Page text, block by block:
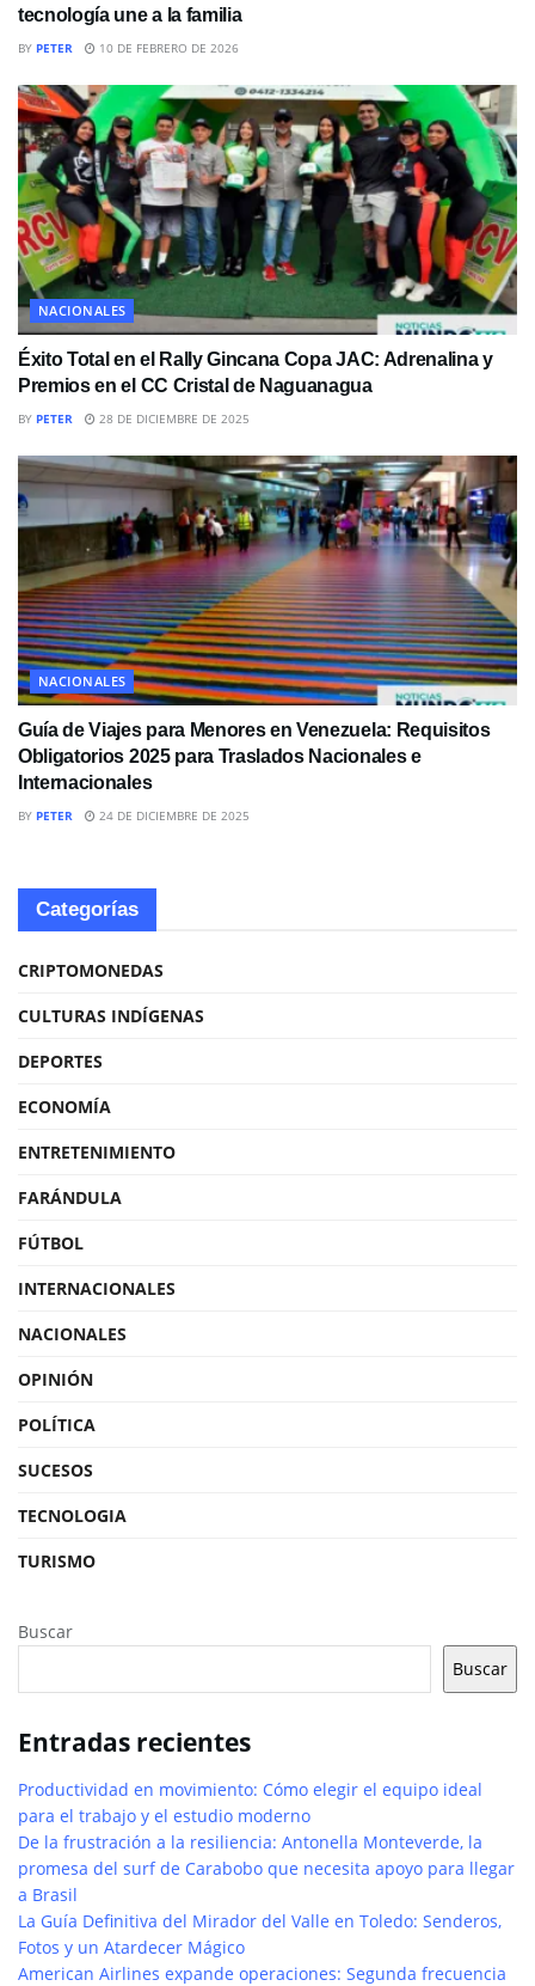
tecnología une a la familia
BY PETER 10 DE FEBRERO DE 2026
NACIONALES
Éxito Total en el Rally Gincana Copa JAC: Adrenalina y
Premios en el CC Cristal de Naguanagua
BY PETER 28 DE DICIEMBRE DE 2025
NACIONALES
Guía de Viajes para Menores en Venezuela: Requisitos
Obligatorios 2025 para Traslados Nacionales e
Internacionales
BY PETER 24 DE DICIEMBRE DE 2025
Categorías
CRIPTOMONEDAS
CULTURAS INDÍGENAS
DEPORTES
ECONOMÍA
ENTRETENIMIENTO
FARÁNDULA
FÚTBOL
INTERNACIONALES
NACIONALES
OPINIÓN
POLÍTICA
SUCESOS
TECNOLOGIA
TURISMO
Buscar
Buscar
Entradas recientes
Productividad en movimiento: Cómo elegir el equipo ideal
para el trabajo y el estudio moderno
De la frustración a la resiliencia: Antonella Monteverde, la
promesa del surf de Carabobo que necesita apoyo para llegar
a Brasil
La Guía Definitiva del Mirador del Valle en Toledo: Senderos,
Fotos y un Atardecer Mágico
American Airlines expande operaciones: Segunda frecuencia